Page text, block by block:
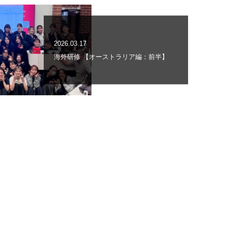
2026.03.17
海外研修 【オーストラリア編：前半】